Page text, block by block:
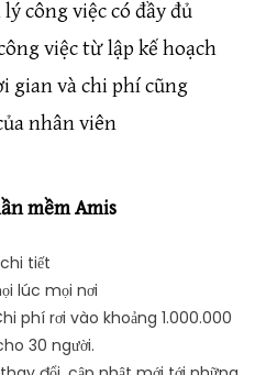
công việc có đầy đủ
việc từ lập kế hoạch
gian và chi phí cũng
nhân viên
mềm Amis
tiết
lúc mọi nơi
phí rơi vào khoảng 1.000.000
30 người.